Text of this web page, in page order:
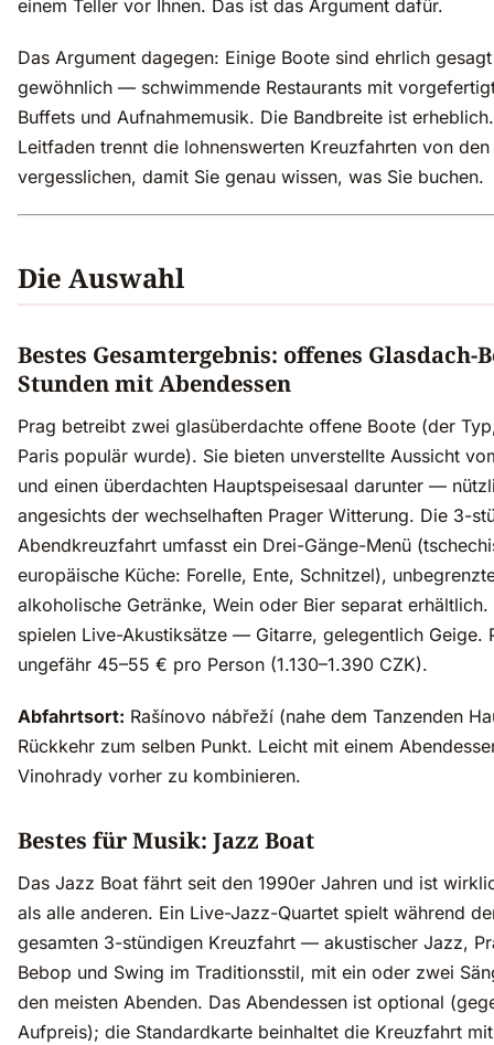
einem Teller vor Ihnen. Das ist das Argument dafür.
Das Argument dagegen: Einige Boote sind ehrlich gesagt
gewöhnlich — schwimmende Restaurants mit
Buffets und Aufnahmemusik. Die Bandbreite ist
Leitfaden trennt die lohnenswerten Kreuzfahrten von den
vergesslichen, damit Sie genau wissen, was Sie buchen.
Die Auswahl
Bestes Gesamtergebnis: offenes Glasdach-
Stunden mit Abendessen
Prag betreibt zwei glasüberdachte offene Boote (der
Paris populär wurde). Sie bieten unverstellte Aussicht
und einen überdachten Hauptspeisesaal darunter —
angesichts der wechselhaften Prager Witterung. Die 3-
Abendkreuzfahrt umfasst ein Drei-Gänge-Menü
europäische Küche: Forelle, Ente, Schnitzel),
alkoholische Getränke, Wein oder Bier separat erhältlich.
spielen Live-Akustiksätze — Gitarre, gelegentlich Geige.
ungefähr 45–55 € pro Person (1.130–1.390 CZK).
Abfahrtsort: Rašínovo nábřeží (nahe dem Tanzenden
Rückkehr zum selben Punkt. Leicht mit einem
Vinohrady vorher zu kombinieren.
Bestes für Musik: Jazz Boat
Das Jazz Boat fährt seit den 1990er Jahren und ist
als alle anderen. Ein Live-Jazz-Quartet spielt während
gesamten 3-stündigen Kreuzfahrt — akustischer Jazz,
Bebop und Swing im Traditionsstil, mit ein oder zwei
den meisten Abenden. Das Abendessen ist optional
Aufpreis); die Standardkarte beinhaltet die Kreuzfahrt